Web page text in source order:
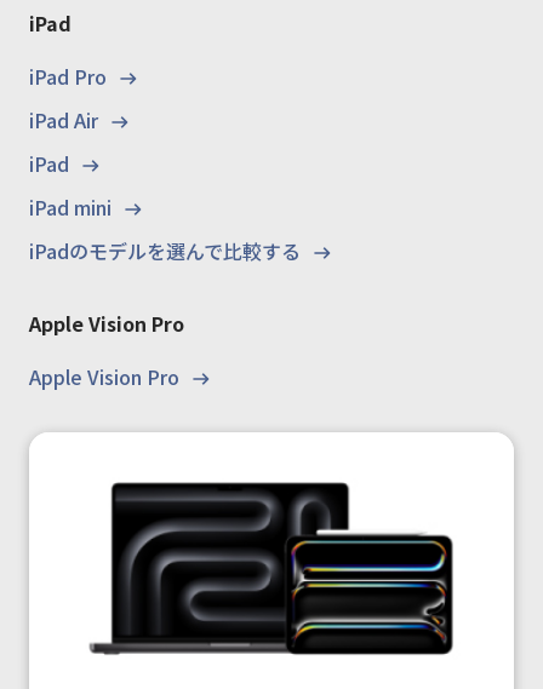
iPad
iPad Pro
iPad Air
iPad
iPad mini
iPadのモデルを選んで比較する
Apple Vision Pro
Apple Vision Pro